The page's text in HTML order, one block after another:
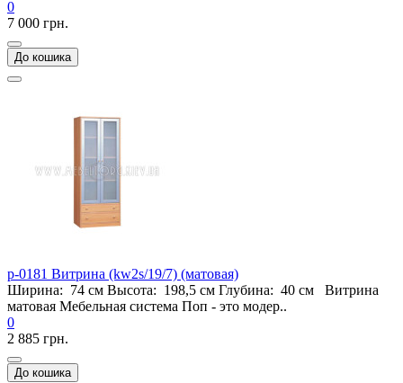
0
7 000 грн.
До кошика
p-0181 Витрина (kw2s/19/7) (матовая)
Ширина: 74 см Высота: 198,5 см Глубина: 40 см Витрина
матовая Мебельная система Поп - это модер..
0
2 885 грн.
До кошика